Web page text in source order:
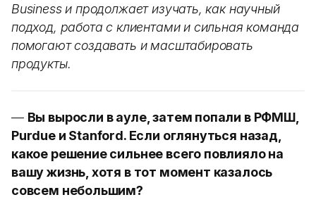
Business и продолжает изучать, как научный
подход, работа с клиентами и сильная команда
помогают создавать и масштабировать
продукты.
— Вы выросли в ауле, затем попали в РФМШ,
Purdue и Stanford. Если оглянуться назад,
какое решение сильнее всего повлияло на
вашу жизнь, хотя в тот момент казалось
совсем небольшим?